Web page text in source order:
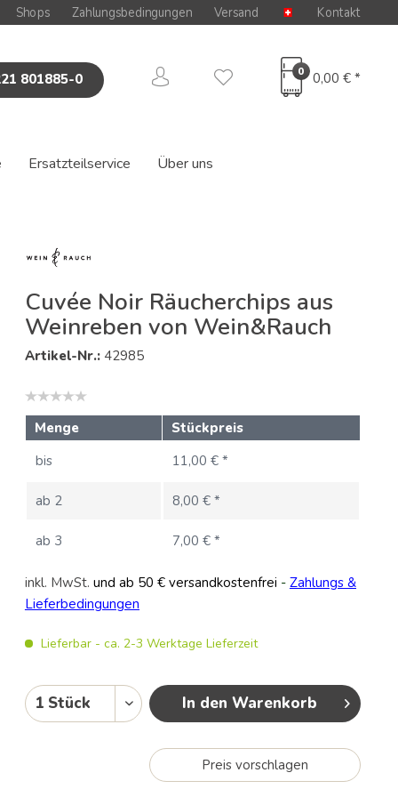
Shops Zahlungsbedingungen Versand Kontakt
801885-0 0 0,00 € *
Ersatzteilservice Über uns
Cuvée Noir Räucherchips aus
Weinreben von Wein&Rauch
Artikel-Nr.: 42985
Menge
Stückpreis
bis
11,00 € *
ab 2 8,00 € *
ab 3 7,00 € *
inkl. MwSt. und ab 50 € versandkostenfrei - Zahlungs &
Lieferbedingungen
Lieferbar - ca. 2-3 Werktage Lieferzeit
In den Warenkorb
Preis vorschlagen